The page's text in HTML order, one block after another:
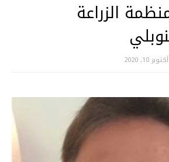
الزراعة
أكتوبر 10, 2020